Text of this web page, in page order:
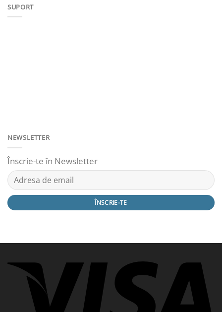
SUPORT
NEWSLETTER
Înscrie-te în Newsletter